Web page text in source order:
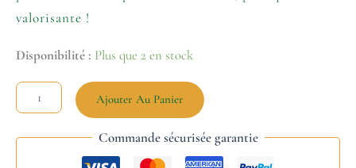
valorisante !
Disponibilité : Plus que 2 en stock
Ajouter Au Panier
Commande sécurisée garantie